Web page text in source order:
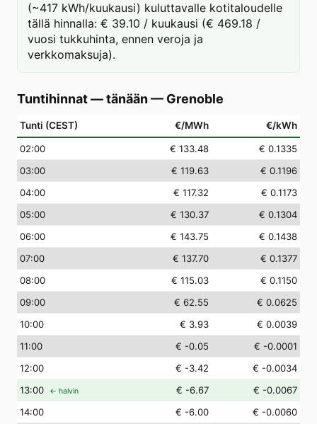
(~417 kWh/kuukausi) kuluttavalle kotitaloudelle
tällä hinnalla: € 39.10 / kuukausi (€ 469.18 /
vuosi tukkuhinta, ennen veroja ja
verkkomaksuja).
Tuntihinnat — tänään — Grenoble
Tunti (CEST) €/MWh €/kWh
02:00 € 133.48
€ 0.1335
03:00 € 119.63
€ 0.1196
04:00 € 117.32
€ 0.1173
05:00 € 130.37
€ 0.1304
06:00 € 143.75
€ 0.1438
07:00 € 137.70
€ 0.1377
08:00 € 115.03
€ 0.1150
09:00 € 62.55
€ 0.0625
10:00 € 3.93
€ 0.0039
11:00 € -0.05
€ -0.0001
12:00 € -3.42
€ -0.0034
13:00 ← halvin € -6.67
€ -0.0067
14:00 € -6.00
€ -0.0060